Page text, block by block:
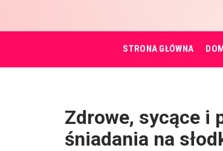
STRONA GŁÓWNA DOM
Zdrowe, sycące i
śniadania na